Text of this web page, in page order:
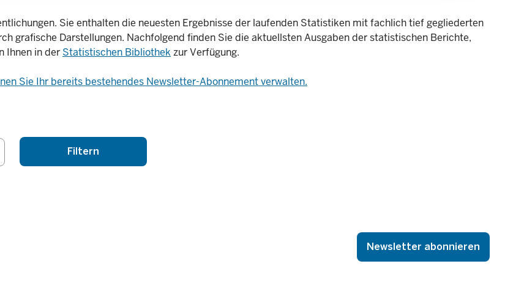
Sie enthalten die neuesten Ergebnisse der laufenden Statistiken mit fachlich tief gegliederten
grafische Darstellungen. Nachfolgend finden Sie die aktuellsten Ausgaben der statistischen Berichte,
Ihnen in der Statistischen Bibliothek zur Verfügung.
Sie Ihr bereits bestehendes Newsletter-Abonnement verwalten.
Newsletter abonnieren